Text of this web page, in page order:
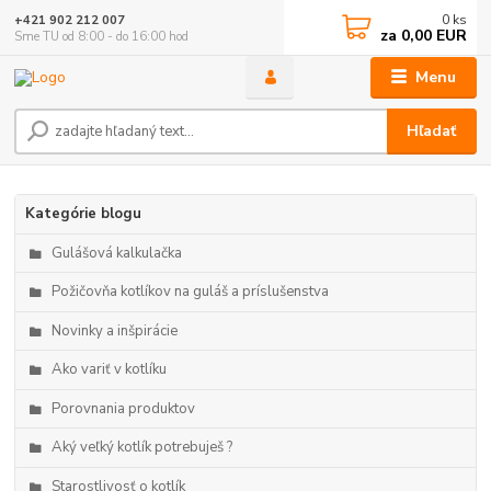
Menu
Hľadať
+421 902 212 007
Sme TU od 8:00 - do 16:00 hod
0 ks
za 0,00 EUR
Kategórie blogu
Gulášová kalkulačka
Požičovňa kotlíkov na guláš a príslušenstva
Novinky a inšpirácie
Ako variť v kotlíku
Porovnania produktov
Aký veľký kotlík potrebuješ ?
Starostlivosť o kotlík